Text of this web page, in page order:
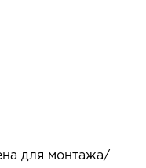
для монтажа/